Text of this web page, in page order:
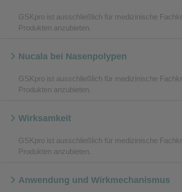
GSKpro ist ausschließlich für medizinische
Produkten anzubieten.
Nucala bei Nasenpolypen
GSKpro ist ausschließlich für medizinische
Produkten anzubieten.
Wirksamkeit
GSKpro ist ausschließlich für medizinische
Produkten anzubieten.
Anwendung und Wirkmechanismus
werden dann nicht funktionieren. Diese Cookies
Werbe-Cookies